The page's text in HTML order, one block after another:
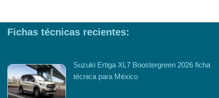
Fichas técnicas recientes:
Suzuki Ertiga XL7 Boostergreen 2026 ficha
técnica para México